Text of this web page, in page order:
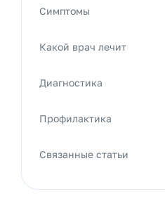
Симптомы
Какой врач лечит
Диагностика
Профилактика
Связанные статьи